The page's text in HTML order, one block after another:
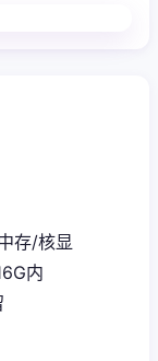
存/核显
内